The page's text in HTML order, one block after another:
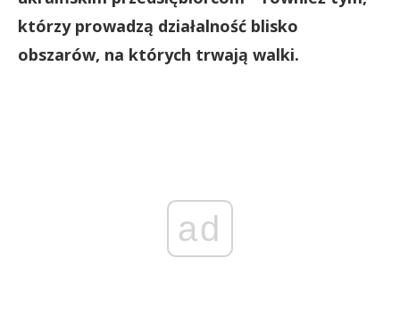
którzy prowadzą działalność blisko
obszarów, na których trwają walki.
ad